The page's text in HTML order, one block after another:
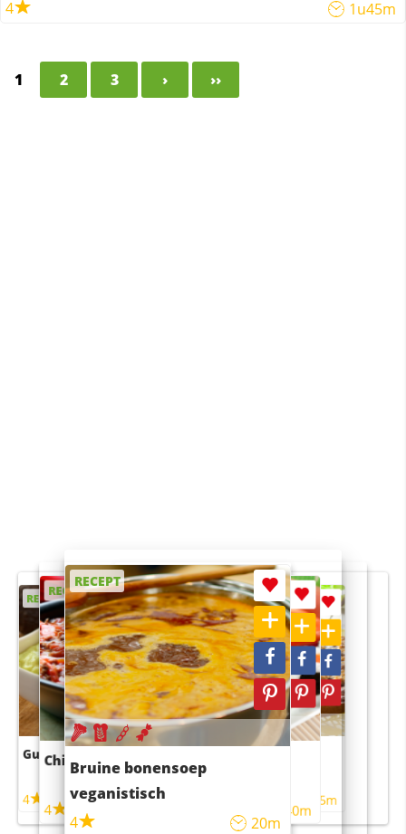
4 1u45m
1 2 3 › ››
RECEPT
Guacamole
4
RECEPT
Chili con carne
4 45m
RECEPT
Bruine bonensoep
veganistisch
4
20m
RECEPT
Sushi rijstsalade
maaltijdsalade
40m
RECEPT
4 55m